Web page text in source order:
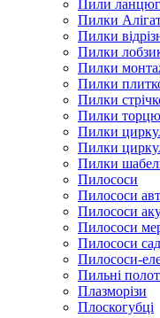
Пили
Пилки
Пилки
Пилки
Пилки
Пилки
Пилки
Пилки
Пилки
Пилки
Пилки
Пилососи
Пилососи
Пилососи
Пилососи
Пилососи
Пилососи-
Пильні
Плазморізи
Плоскогубці